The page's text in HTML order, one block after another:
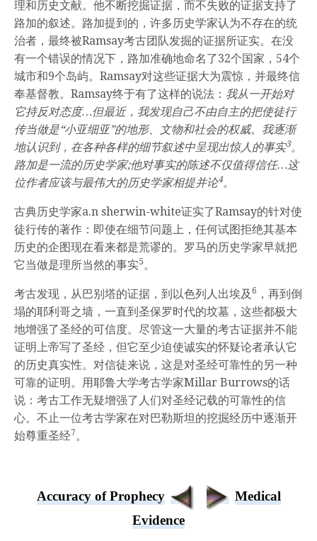
理和历史文献。他不断挖掘证据，而不失败的证据支持了
路加的叙述。路加提到的，许多历史学家认为不存在的统
治者，最终被Ramsay考古团队发掘的证据所证实。在没
有一个错误的情况下，路加准确地命名了32个国家，54个
城市和9个岛屿。Ramsay对这些证据大为震惊，并最终信
奉基督教。Ramsay终于有了这样的说法： 我从一开始对
它持反对态度…但最近，我发现自己不由自主的把使徒行
传当做是“小亚细亚”的地形、文物和社会的权威。我逐渐
地认识到，在各种各样的细节叙述中呈现出惊人的事实3。
路加是一流的历史学家;他对事实的陈述不仅值得信任…这
位作者应该与最伟大的历史学家相提并论4。
古典历史学家a.n sherwin-white证实了Ramsay的针对使
徒行传的著作：即使在细节问题上，任何试图拒绝其基本
历史的企图现在看来都是荒谬的。罗马的历史学家早就把
它当做是理所当然的事实5。
考古发现，从巴别塔的证据，到以色列人出埃及 6 ，再到倒
塌的耶利哥之墙，一直到圣保罗时代的坟墓，这些都极大
地增强了圣经的可信度。尽管这一大量的考古证据并不能
证明上帝写了圣经，但它至少迫使诚实的怀疑论者承认它
的历史真实性。对信徒来说，这是对圣经可靠性的另一种
可靠的证明。用耶鲁大学考古学家Millar Burrows的话
说：考古工作无疑增强了人们对圣经记载的可靠性的信
心。不止一位考古学家在对巴勒斯坦的挖掘经历中逐渐开
始尊重圣经7。
Accuracy of Prophecy
Medical
Evidence